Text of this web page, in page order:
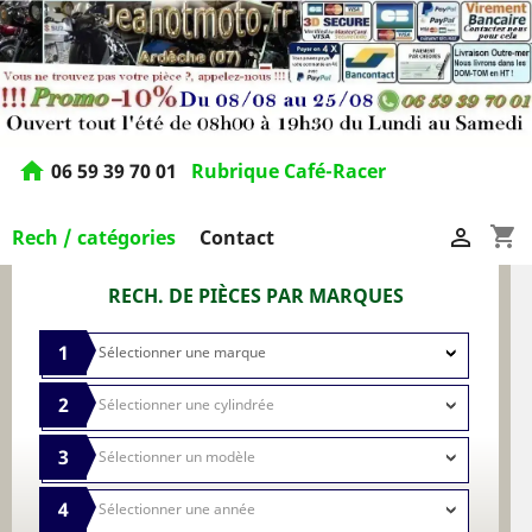
home 06 59 39 70 01 Rubrique Café-Racer
Rech / catégories Contact shopping_cart

RECH. DE PIÈCES PAR MARQUES
1
2
3
4